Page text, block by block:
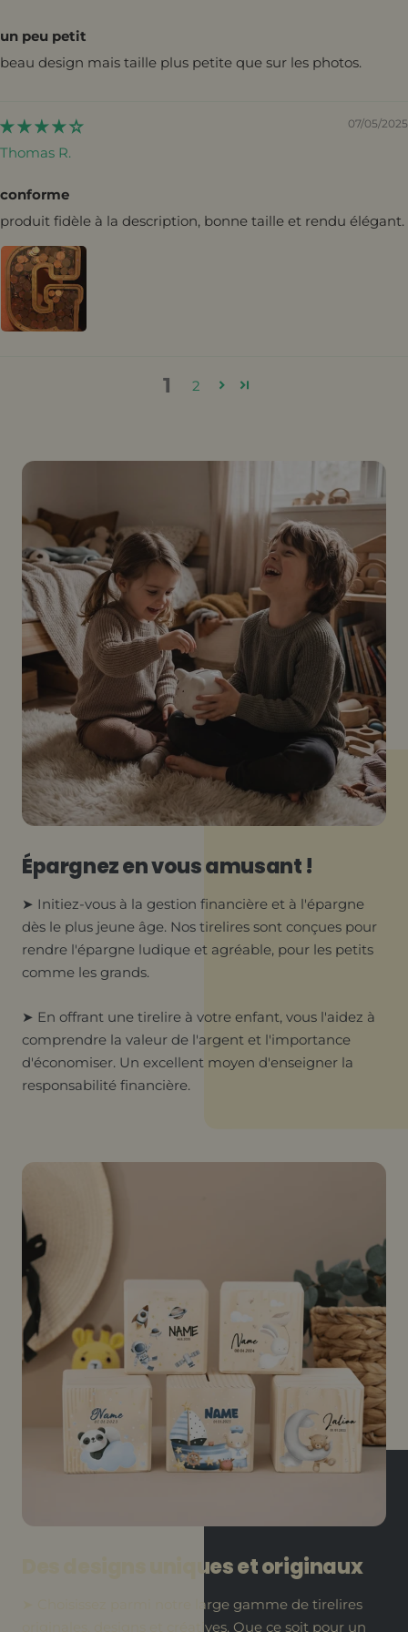
un peu petit
beau design mais taille plus petite que sur les photos.
07/05/2025
Thomas R.
conforme
produit fidèle à la description, bonne taille et rendu élégant.
1 2
Épargnez en vous amusant !
➤ Initiez-vous à la gestion financière et à l'épargne
dès le plus jeune âge. Nos tirelires sont conçues pour
rendre l'épargne ludique et agréable, pour les petits
comme les grands.
➤ En offrant une tirelire à votre enfant, vous l'aidez à
comprendre la valeur de l'argent et l'importance
d'économiser. Un excellent moyen d'enseigner la
responsabilité financière.
Des designs uniques et originaux
➤ Choisissez parmi notre large gamme de tirelires
originales, designs et créatives. Que ce soit pour un